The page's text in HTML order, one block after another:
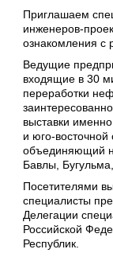
Приглашаем
инженеров-
ознакомления с
Ведущие
входящие в 30
переработки
выставки
и юго-восточной
объединяющий
Бавлы,
Посетителями
специалисты
Делегации
Российской
Республик.